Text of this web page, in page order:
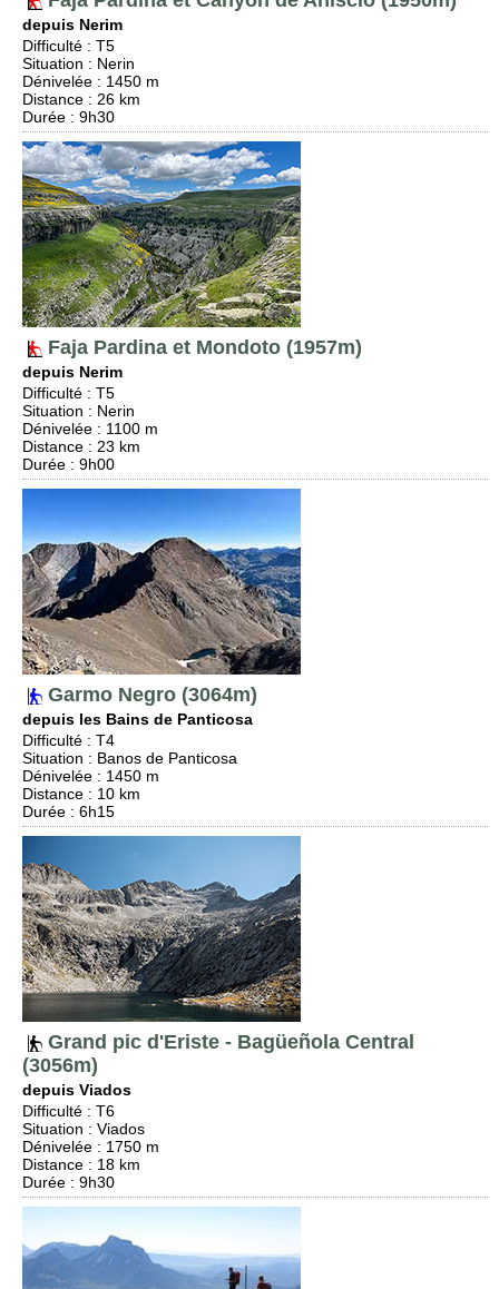
depuis Nerim
Difficulté : T5
Situation : Nerin
Dénivelée : 1450 m
Distance : 26 km
Durée : 9h30
Faja Pardina et Mondoto (1957m)
depuis Nerim
Difficulté : T5
Situation : Nerin
Dénivelée : 1100 m
Distance : 23 km
Durée : 9h00
Garmo Negro (3064m)
depuis les Bains de Panticosa
Difficulté : T4
Situation : Banos de Panticosa
Dénivelée : 1450 m
Distance : 10 km
Durée : 6h15
Grand pic d'Eriste - Bagüeñola Central
(3056m)
depuis Viados
Difficulté : T6
Situation : Viados
Dénivelée : 1750 m
Distance : 18 km
Durée : 9h30